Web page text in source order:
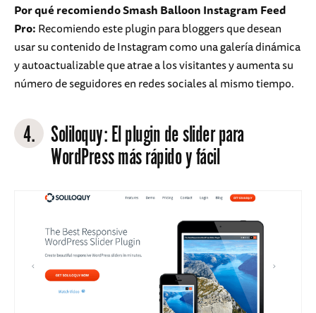
Por qué recomiendo Smash Balloon Instagram Feed
Pro:Recomiendo este plugin para bloggers que desean
usar su contenido de Instagram como una galería dinámica
y autoactualizable que atrae a los visitantes y aumenta su
número de seguidores en redes sociales al mismo tiempo.
4. Soliloquy: El plugin de slider para
WordPress más rápido y fácil